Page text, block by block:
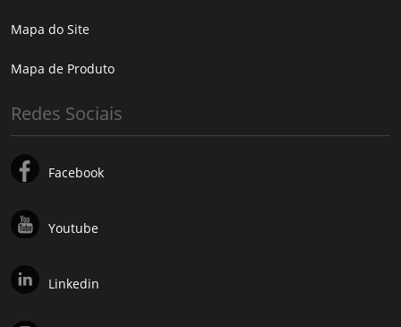
Mapa do Site
Mapa de Produto
Redes Sociais
Facebook
Youtube
Linkedin